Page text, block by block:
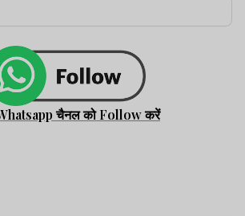
चैनल को Follow करें